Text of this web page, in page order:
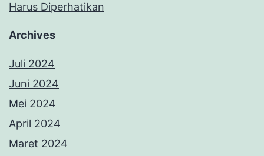
Harus Diperhatikan
Archives
Juli 2024
Juni 2024
Mei 2024
April 2024
Maret 2024